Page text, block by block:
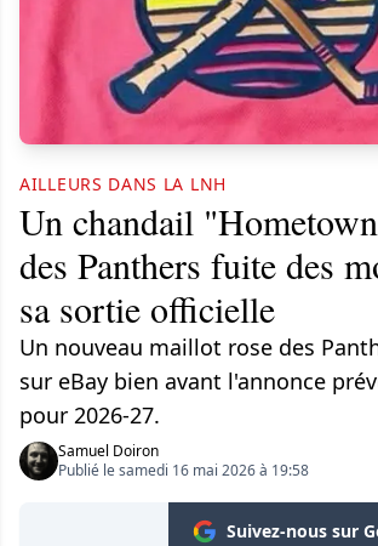
AILLEURS DANS LA LNH
Un chandail
des Panthers fuite des
sa sortie officielle
Un nouveau maillot rose des
sur eBay bien avant l'annonce
pour 2026-27.
Samuel Doiron
Publié le samedi 16 mai 2026 à 19:58
Suivez-nous sur